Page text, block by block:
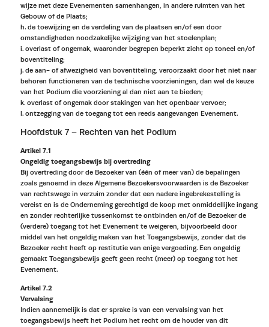
wijze met deze Evenementen samenhangen, in andere ruimten van het
Gebouw of de Plaats;
h. de toewijzing en de verdeling van de plaatsen en/of een door
omstandigheden noodzakelijke wijziging van het stoelenplan;
i. overlast of ongemak, waaronder begrepen beperkt zicht op toneel en/of
boventiteling;
j. de aan- of afwezigheid van boventiteling, veroorzaakt door het niet naar
behoren functioneren van de technische voorzieningen, dan wel de keuze
van het Podium die voorziening al dan niet aan te bieden;
k. overlast of ongemak door stakingen van het openbaar vervoer;
l. ontzegging van de toegang tot een reeds aangevangen Evenement.
Hoofdstuk 7 – Rechten van het Podium
Artikel 7.1
Ongeldig toegangsbewijs bij overtreding
Bij overtreding door de Bezoeker van (één of meer van) de bepalingen
zoals genoemd in deze Algemene Bezoekersvoorwaarden is de Bezoeker
van rechtswege in verzuim zonder dat een nadere ingebrekestelling is
vereist en is de Onderneming gerechtigd de koop met onmiddellijke ingang
en zonder rechterlijke tussenkomst te ontbinden en/of de Bezoeker de
(verdere) toegang tot het Evenement te weigeren, bijvoorbeeld door
middel van het ongeldig maken van het Toegangsbewijs, zonder dat de
Bezoeker recht heeft op restitutie van enige vergoeding. Een ongeldig
gemaakt Toegangsbewijs geeft geen recht (meer) op toegang tot het
Evenement.
Artikel 7.2
Vervalsing
Indien aannemelijk is dat er sprake is van een vervalsing van het
toegangsbewijs heeft het Podium het recht om de houder van dit